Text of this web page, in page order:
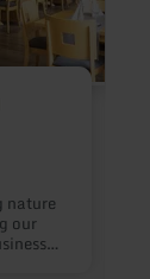
nature
our